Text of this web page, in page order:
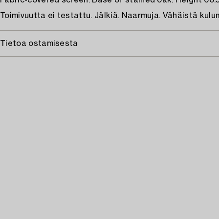
Toimivuutta ei testattu. Jälkiä. Naarmuja. Vähäistä
Tietoa ostamisesta